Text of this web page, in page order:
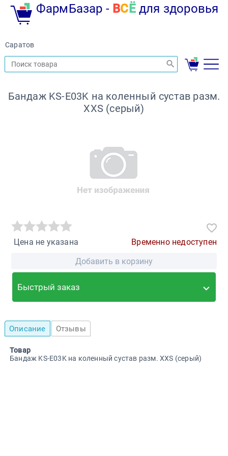
ФармБазар - ВС Ёдля здоровья
Саратов
Бандаж KS-E03K на коленный сустав разм.
XXS (серый)
Цена не указана
Временно недоступен
Добавить в корзину
Быстрый заказ
Описание Отзывы
Товар
Бандаж KS-E03K на коленный сустав разм. XXS (серый)